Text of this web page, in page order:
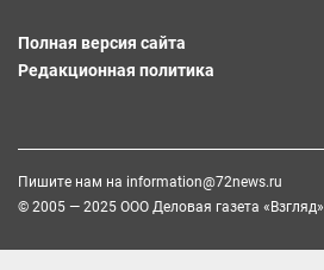
Полная версия сайта
Редакционная политика
Пишите нам на information@72news.ru
© 2005 — 2025 ООО Деловая газета «Взгляд»